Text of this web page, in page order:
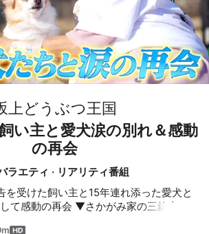
上どうぶつ王国
い主と愛犬涙の別れ＆感動
の再会
ラエティ · リアリティ番組
受けた飼い主と15年連れ添った愛犬と
て感動の再会 ▼さかがみ家の三銃士！